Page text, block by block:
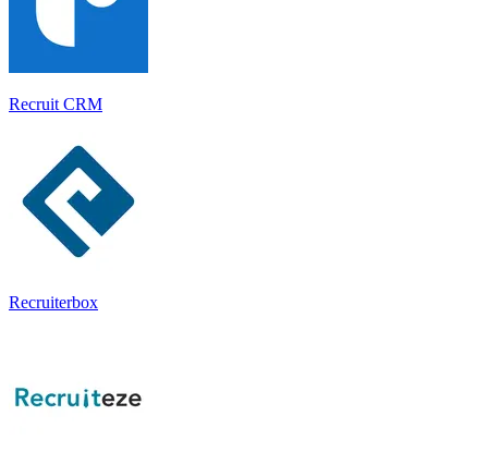
Recruit CRM
Recruiterbox